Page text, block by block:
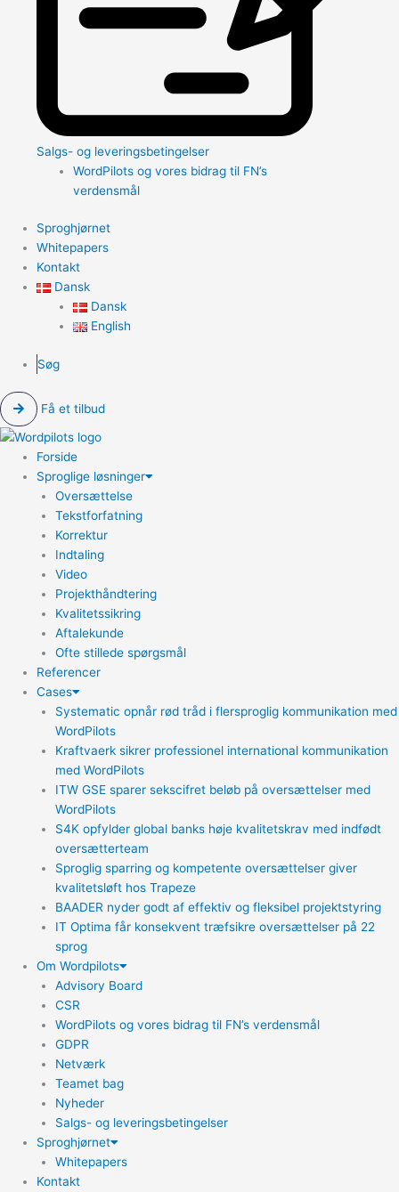
Salgs- og leveringsbetingelser
WordPilots og vores bidrag til FN’s
verdensmål
Sproghjørnet
Whitepapers
Kontakt
Dansk
Dansk
English
Søg
Få et tilbud
Forside
Sproglige løsninger
Oversættelse
Tekstforfatning
Korrektur
Indtaling
Video
Projekthåndtering
Kvalitetssikring
Aftalekunde
Ofte stillede spørgsmål
Referencer
Cases
Systematic opnår rød tråd i flersproglig kommunikation med
WordPilots
Kraftvaerk sikrer professionel international kommunikation
med WordPilots
ITW GSE sparer sekscifret beløb på oversættelser med
WordPilots
S4K opfylder global banks høje kvalitetskrav med indfødt
oversætterteam
Sproglig sparring og kompetente oversættelser giver
kvalitetsløft hos Trapeze
BAADER nyder godt af effektiv og fleksibel projektstyring
IT Optima får konsekvent træfsikre oversættelser på 22
sprog
Om Wordpilots
Advisory Board
CSR
WordPilots og vores bidrag til FN’s verdensmål
GDPR
Netværk
Teamet bag
Nyheder
Salgs- og leveringsbetingelser
Sproghjørnet
Whitepapers
Kontakt